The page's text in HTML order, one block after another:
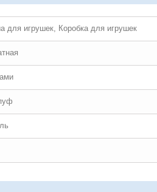
для игрушек, Коробка для игрушек